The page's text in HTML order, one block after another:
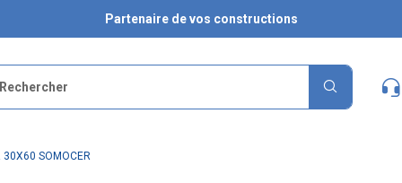
Partenaire de vos constructions
30X60 SOMOCER